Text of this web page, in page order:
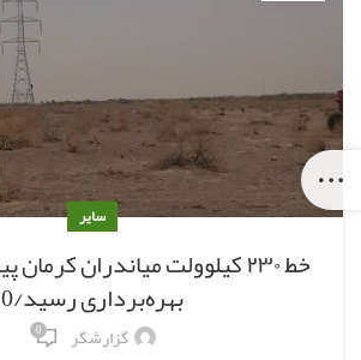
سایر
خط ۲۳۰ کیلوولت میاندران
بهره‌برداری رسید/0
گزارشگر 0